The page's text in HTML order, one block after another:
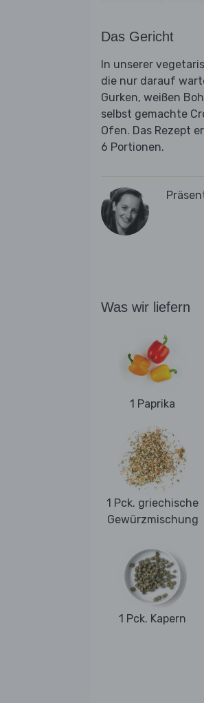
Das Gericht
In unserer
die nur darauf
Gurken, weißen
selbst gemachte
Ofen. Das Rezept
6 Portionen.
Was wir liefern
1 Paprika
1 Pck. griechische
Gewürzmischung
1 Pck. Kapern